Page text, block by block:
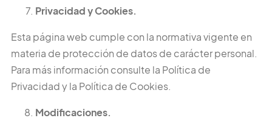
Privacidad y Cookies.
Esta página web cumple con la normativa vigente en
materia de protección de datos de carácter personal.
Para más información consulte la Política de
Privacidad y la Política de Cookies.
Modificaciones.